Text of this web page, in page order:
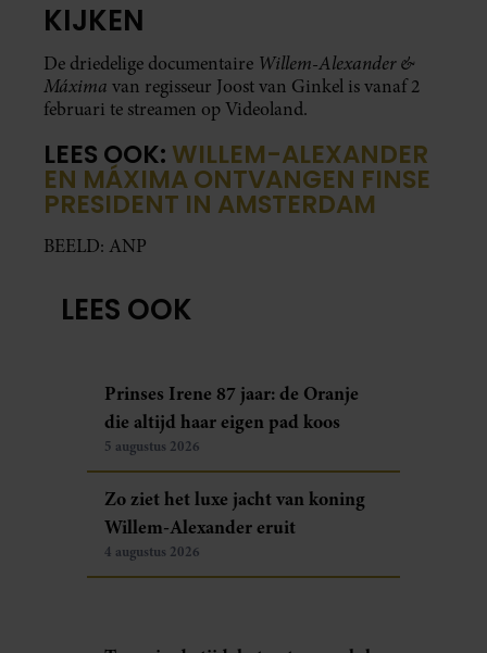
KIJKEN
De driedelige documentaire Willem-Alexander &
Máxima van regisseur Joost van Ginkel is vanaf 2
februari te streamen op Videoland.
LEES OOK: WILLEM-ALEXANDER
EN MÁXIMA ONTVANGEN FINSE
PRESIDENT IN AMSTERDAM
BEELD: ANP
LEES OOK
Prinses Irene 87 jaar: de Oranje
die altijd haar eigen pad koos
5 augustus 2026
Zo ziet het luxe jacht van koning
Willem-Alexander eruit
4 augustus 2026